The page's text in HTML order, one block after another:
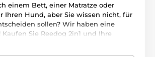
einem Bett, einer Matratze oder
Ihren Hund, aber Sie wissen nicht, für
sollen? Wir haben eine
Sie Reedog 2in1 und Ihre